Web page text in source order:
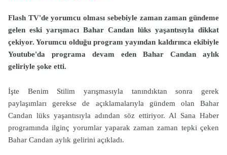
Flash TV'de yorumcu olması sebebiyle zaman zaman gündeme
gelen eski yarışmacı Bahar Candan lüks yaşantısıyla dikkat
çekiyor. Yorumcu olduğu program yayından kaldırınca ekibiyle
Youtube'da programa devam eden Bahar Candan aylık
geliriyle şoke etti.
İşte Benim Stilim yarışmasıyla tanındıktan sonra gerek
paylaşımları gerekse de açıklamalarıyla gündem olan Bahar
Candan lüks yaşantısıyla adından söz ettiriyor. Al Sana Haber
programında ilginç yorumlar yaparak zaman zaman tepki çeken
Bahar Candan aylık gelirini açıkladı.